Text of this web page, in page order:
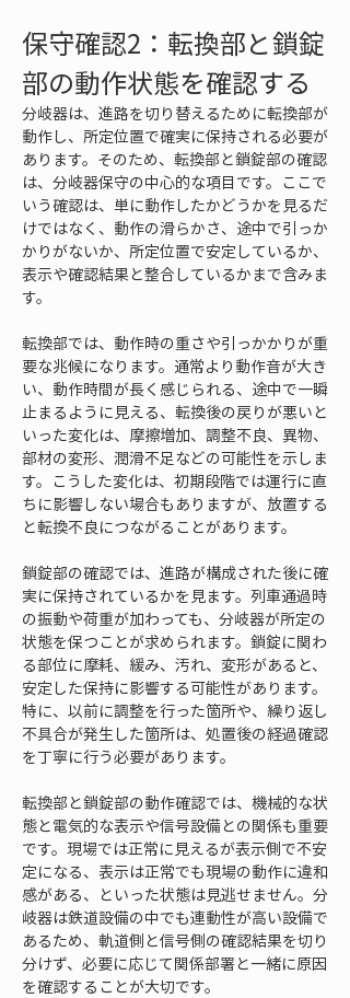
保守確認2：転換部と鎖錠
部の動作状態を確認する
分岐器は、進路を切り替えるために転換部が
動作し、所定位置で確実に保持される必要が
あります。そのため、転換部と鎖錠部の確認
は、分岐器保守の中心的な項目です。ここで
いう確認は、単に動作したかどうかを見るだ
けではなく、動作の滑らかさ、途中で引っか
かりがないか、所定位置で安定しているか、
表示や確認結果と整合しているかまで含みま
す。
転換部では、動作時の重さや引っかかりが重
要な兆候になります。通常より動作音が大き
い、動作時間が長く感じられる、途中で一瞬
止まるように見える、転換後の戻りが悪いと
いった変化は、摩擦増加、調整不良、異物、
部材の変形、潤滑不足などの可能性を示しま
す。こうした変化は、初期段階では運行に直
ちに影響しない場合もありますが、放置する
と転換不良につながることがあります。
鎖錠部の確認では、進路が構成された後に確
実に保持されているかを見ます。列車通過時
の振動や荷重が加わっても、分岐器が所定の
状態を保つことが求められます。鎖錠に関わ
る部位に摩耗、緩み、汚れ、変形があると、
安定した保持に影響する可能性があります。
特に、以前に調整を行った箇所や、繰り返し
不具合が発生した箇所は、処置後の経過確認
を丁寧に行う必要があります。
転換部と鎖錠部の動作確認では、機械的な状
態と電気的な表示や信号設備との関係も重要
です。現場では正常に見えるが表示側で不安
定になる、表示は正常でも現場の動作に違和
感がある、といった状態は見逃せません。分
岐器は鉄道設備の中でも連動性が高い設備で
あるため、軌道側と信号側の確認結果を切り
分けず、必要に応じて関係部署と一緒に原因
を確認することが大切です。